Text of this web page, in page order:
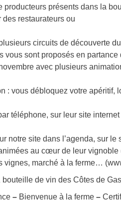
présents dans la
restaurateurs ou
circuits de découverte
vous sont proposés en partance
avec plusieurs
: vous débloquez votre
téléphone, sur leur site
notre site dans l’agenda, sur
au cœur de leur
marché à la ferme…
de vin des Côtes de
– Bienvenue à la ferme –